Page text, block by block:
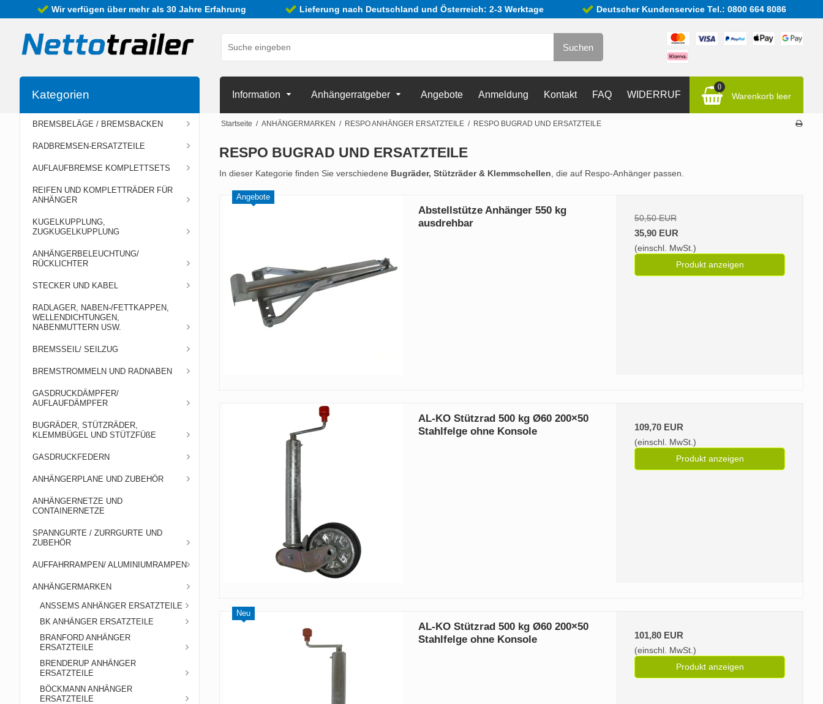
Wir verfügen über mehr als 30 Jahre Erfahrung Lieferung nach Deutschland und Österreich: 2-3 Werktage Deutscher Kundenservice Tel.: 0800 664 8086
Suchen
0
Warenkorb leer
Information Anhängerratgeber Angebote Anmeldung Kontakt FAQ WIDERRUF
Kategorien
BREMSBELÄGE / BREMSBACKEN
RADBREMSEN-ERSATZTEILE
AUFLAUFBREMSE KOMPLETTSETS
REIFEN UND KOMPLETTRÄDER FÜR
ANHÄNGER
KUGELKUPPLUNG,
ZUGKUGELKUPPLUNG
ANHÄNGERBELEUCHTUNG/
RÜCKLICHTER
STECKER UND KABEL
RADLAGER, NABEN-/FETTKAPPEN,
WELLENDICHTUNGEN,
NABENMUTTERN USW.
BREMSSEIL/ SEILZUG
BREMSTROMMELN UND RADNABEN
GASDRUCKDÄMPFER/
AUFLAUFDÄMPFER
BUGRÄDER, STÜTZRÄDER,
KLEMMBÜGEL UND STÜTZFÜßE
GASDRUCKFEDERN
ANHÄNGERPLANE UND ZUBEHÖR
ANHÄNGERNETZE UND
CONTAINERNETZE
SPANNGURTE / ZURRGURTE UND
ZUBEHÖR
AUFFAHRRAMPEN/ ALUMINIUMRAMPEN
ANHÄNGERMARKEN
ANSSEMS ANHÄNGER ERSATZTEILE
BK ANHÄNGER ERSATZTEILE
BRANFORD ANHÄNGER
ERSATZTEILE
BRENDERUP ANHÄNGER
ERSATZTEILE
BÖCKMANN ANHÄNGER
ERSATZTEILE
Startseite / ANHÄNGERMARKEN / RESPO ANHÄNGER ERSATZTEILE / RESPO BUGRAD UND ERSATZTEILE
RESPO BUGRAD UND ERSATZTEILE
In dieser Kategorie finden Sie verschiedene Bugräder, Stützräder & Klemmschellen, die auf Respo-Anhänger passen.
Angebote
Abstellstütze Anhänger 550 kg
ausdrehbar
50,50 EUR
35,90 EUR
(einschl. MwSt.)
Produkt anzeigen
AL-KO Stützrad 500 kg Ø60 200×50
Stahlfelge ohne Konsole
109,70 EUR
(einschl. MwSt.)
Produkt anzeigen
Neu
AL-KO Stützrad 500 kg Ø60 200×50
Stahlfelge ohne Konsole
101,80 EUR
(einschl. MwSt.)
Produkt anzeigen